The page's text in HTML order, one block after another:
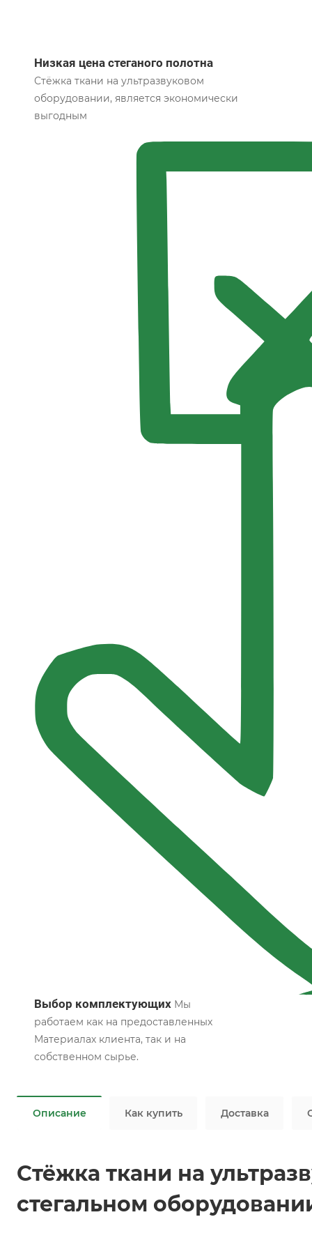
Низкая цена стеганого полотна
Стёжка ткани на ультразвуковом
оборудовании, является экономически
выгодным
Выбор комплектующих Мы
работаем как на предоставленных
Материалах клиента, так и на
собственном сырье.
Описание Как купить Доставка
Стёжка ткани на
стегальном